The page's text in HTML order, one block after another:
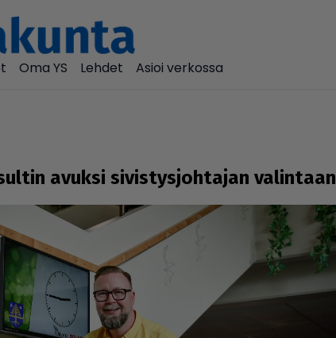
Oma YS Lehdet Asioi verkossa
avuksi sivis­tys­joh­ta­jan valintaan